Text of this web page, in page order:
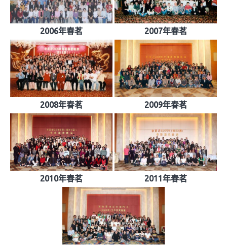
2006年春茗 2007年春茗
2008年春茗 2009年春茗
2010年春茗 2011年春茗